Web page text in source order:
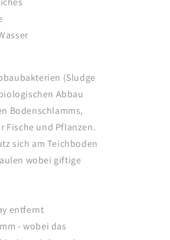
(Sludge
Abbau
Bodenschlamms,
Fische und Pflanzen.
sich am Teichboden
wobei giftige
entfernt
- wobei das